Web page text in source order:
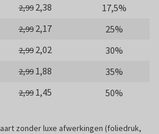
2,99 2,38
17,5%
2,99 2,17
25%
2,99 2,02
30%
2,99 1,88
35%
2,99 1,45 50%
zonder luxe afwerkingen (foliedruk,